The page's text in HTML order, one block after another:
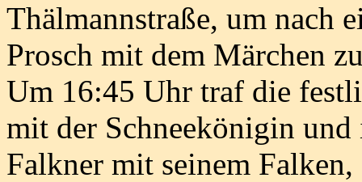
Thälmannstraße, um nach
Prosch mit dem Märchen
Um 16:45 Uhr traf die
mit der Schneekönigin
Falkner mit seinem